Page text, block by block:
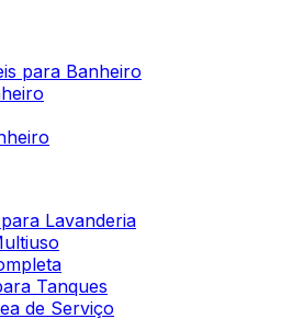
para Banheiro
Lavanderia
Tanques
de Serviço